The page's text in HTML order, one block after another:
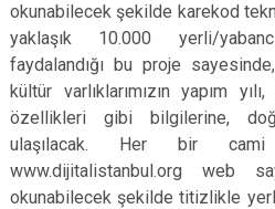
okunabilecek şekilde karekod
yaklaşık 10.000 yerli/
faydalandığı bu proje
kültür varlıklarımızın yapım
özellikleri gibi bilgilerine,
ulaşılacak. Her bir
www.dijitalistanbul.org web
okunabilecek şekilde titizlikle